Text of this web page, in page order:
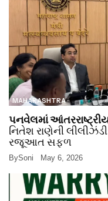
MAHARASHTRA
પનવેલમાં
નિતેશ રાણેની
રજૂઆત સફળ
BySoni May 6, 2026